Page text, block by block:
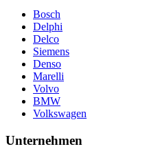
Bosch
Delphi
Delco
Siemens
Denso
Marelli
Volvo
BMW
Volkswagen
Unternehmen